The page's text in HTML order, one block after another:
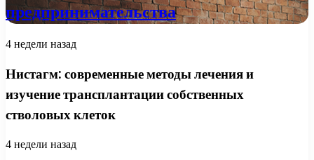
предпринимательства
4 недели назад
Нистагм: современные методы лечения и
изучение трансплантации собственных
стволовых клеток
4 недели назад